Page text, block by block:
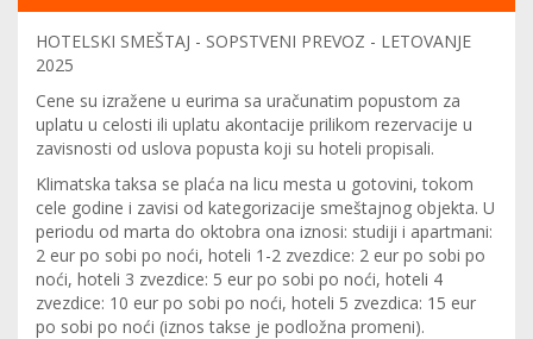
HOTELSKI SMEŠTAJ - SOPSTVENI PREVOZ - LETOVANJE
2025
Cene su izražene u eurima sa uračunatim popustom za
uplatu u celosti ili uplatu akontacije prilikom rezervacije u
zavisnosti od uslova popusta koji su hoteli propisali.
Klimatska taksa se plaća na licu mesta u gotovini, tokom
cele godine i zavisi od kategorizacije smeštajnog objekta. U
periodu od marta do oktobra ona iznosi: studiji i apartmani:
2 eur po sobi po noći, hoteli 1-2 zvezdice: 2 eur po sobi po
noći, hoteli 3 zvezdice: 5 eur po sobi po noći, hoteli 4
zvezdice: 10 eur po sobi po noći, hoteli 5 zvezdica: 15 eur
po sobi po noći (iznos takse je podložna promeni).